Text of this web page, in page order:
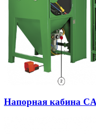
Напорная кабина